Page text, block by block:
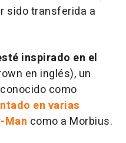
sido transferida a
inspirado en el
en inglés), un
como
en varias
Man como a Morbius.